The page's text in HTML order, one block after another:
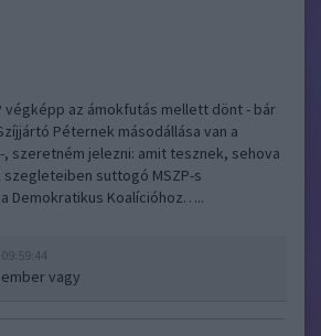
végképp az ámokfutás mellett dönt - bár
Péternek másodállása van a
szeretném jelezni: amit tesznek, sehova
suttogó MSZP-s
Demokratikus Koalícióhoz…..
vagy